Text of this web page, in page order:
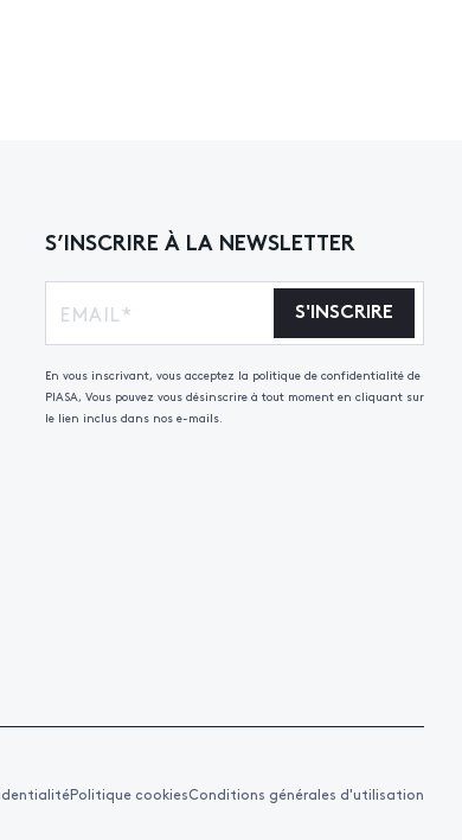
S’INSCRIRE À LA NEWSLETTER
S'INSCRIRE
En vous inscrivant, vous acceptez la politique de confidentialité de
PIASA, Vous pouvez vous désinscrire à tout moment en cliquant sur
le lien inclus dans nos e-mails.
Politique cookiesConditions générales d'utilisation